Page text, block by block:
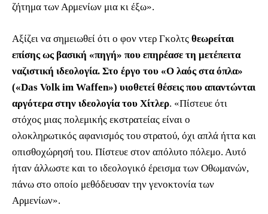
ζήτημα των Αρμενίων μια κι έξω».
Αξίζει να σημειωθεί ότι ο φον ντερ Γκολτς θεωρείται
επίσης ως βασική «πηγή» που επηρέασε τη μετέπειτα
ναζιστική ιδεολογία. Στο έργο του «Ο λαός στα όπλα»
(«Das Volk im Waffen») υιοθετεί θέσεις που απαντώνται
αργότερα στην ιδεολογία του Χίτλερ. «Πίστευε ότι
στόχος μιας πολεμικής εκστρατείας είναι ο
ολοκληρωτικός αφανισμός του στρατού, όχι απλά ήττα και
οπισθοχώρησή του. Πίστευε στον απόλυτο πόλεμο. Αυτό
ήταν άλλωστε και το ιδεολογικό έρεισμα των Οθωμανών,
πάνω στο οποίο μεθόδευσαν την γενοκτονία των
Αρμενίων».